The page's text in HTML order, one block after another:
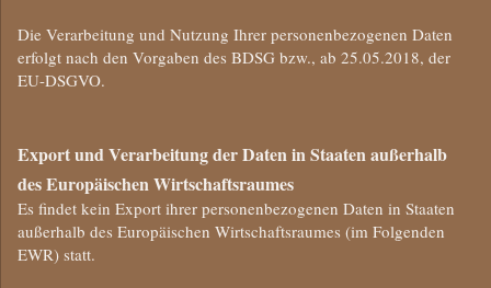
Die Verarbeitung und Nutzung Ihrer personenbezogenen Daten
erfolgt nach den Vorgaben des BDSG bzw., ab 25.05.2018, der
EU-DSGVO.
Export und Verarbeitung der Daten in Staaten außerhalb
des Europäischen Wirtschaftsraumes
Es findet kein Export ihrer personenbezogenen Daten in Staaten
außerhalb des Europäischen Wirtschaftsraumes (im Folgenden
EWR) statt.